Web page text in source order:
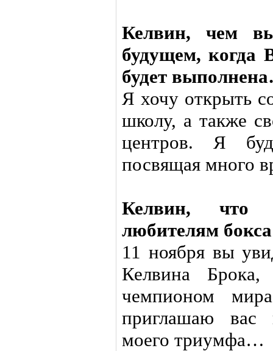
Келвин, чем
будущем, когда
будет
Я хочу открыть
школу, а также
центров. Я
посвящая много
Келвин, что
любителям
11 ноября вы
Келвина
чемпионом
приглашаю вас
моего триумфа…